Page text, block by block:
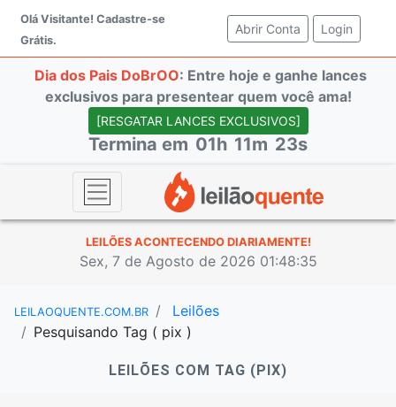
Olá Visitante! Cadastre-se
Grátis.
Abrir Conta (current)
Login
Dia dos Pais DoBrOO: Entre hoje e ganhe lances
exclusivos para presentear quem você ama!
[RESGATAR LANCES EXCLUSIVOS]
Termina em 01h 11m 23s
LEILÕES ACONTECENDO DIARIAMENTE!
Sex, 7 de Agosto de 2026 01:48:35
LEILAOQUENTE.COM.BR
Leilões
Pesquisando Tag ( pix )
LEILÕES COM TAG (PIX)